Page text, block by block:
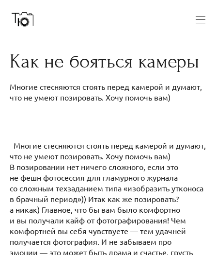
Как не бояться камеры
Многие стесняются стоять перед камерой и думают,
что не умеют позировать. Хочу помочь вам)
Многие стесняются стоять перед камерой и думают,
что не умеют позировать. Хочу помочь вам)
В позировании нет ничего сложного, если это
не фешн фотосессия для гламурного журнала
со сложным техзаданием типа «изобразить утконоса
в брачный период»)) Итак как же позировать?
а никак) Главное, что бы вам было комфортно
и вы получали кайф от фотографирования! Чем
комфортней вы себя чувствуете — тем удачней
получается фотография. И не забываем про
эмоции — это может быть драма и счастье, грусть